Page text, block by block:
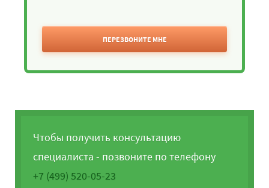
ПЕРЕЗВОНИТЕ МНЕ
Чтобы получить консультацию
специалиста - позвоните по телефону
+7 (499) 520-05-23